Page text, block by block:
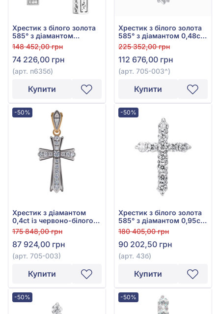
Хрестик з білого золота
585° з діамантом
0,395ct, арт. п635б
148 452,00 грн
74 226,00 грн
(арт. п635б)
Купити
Хрестик з білого золота
585° з діамантом 0,48ct,
арт. 705-003
225 352,00 грн
112 676,00 грн
(арт. 705-003^)
Купити
-50%
Хрестик з діамантом
0,4ct із червоно-білого
золота 585°, арт. 705-003
175 848,00 грн
87 924,00 грн
(арт. 705-003)
Купити
-50%
Хрестик з білого золота
585° з діамантом 0,95ct,
арт. 43б
180 405,00 грн
90 202,50 грн
(арт. 43б)
Купити
-50% -50%